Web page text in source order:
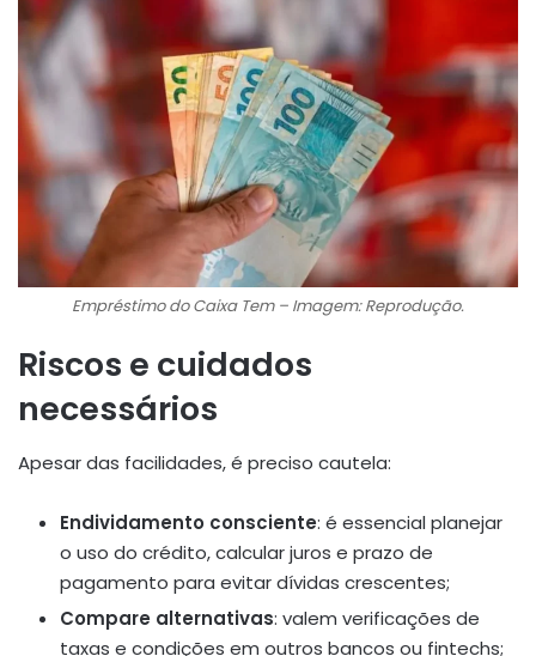
Empréstimo do Caixa Tem – Imagem: Reprodução.
Riscos e cuidados
necessários
Apesar das facilidades, é preciso cautela:
Endividamento consciente: é essencial planejar
o uso do crédito, calcular juros e prazo de
pagamento para evitar dívidas crescentes;
Compare alternativas: valem verificações de
taxas e condições em outros bancos ou fintechs;